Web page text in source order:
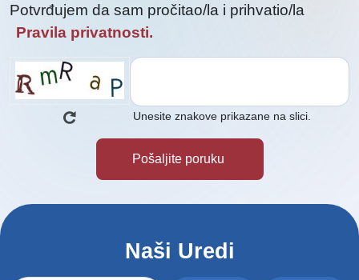
Potvrđujem da sam pročitao/la i prihvatio/la
Pravila privatnosti.
Unesite znakove prikazane na slici.
Naši Uredi